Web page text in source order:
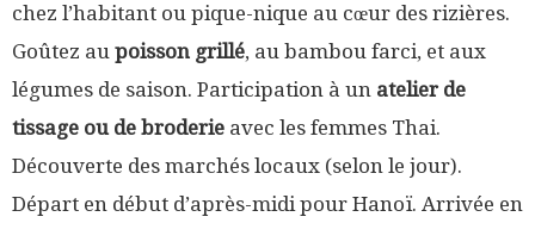
chez l’habitant ou pique-nique au cœur des rizières.
Goûtez au poisson grillé, au bambou farci, et aux
légumes de saison. Participation à un atelier de
tissage ou de broderie avec les femmes Thai.
Découverte des marchés locaux (selon le jour).
Départ en début d’après-midi pour Hanoï. Arrivée en